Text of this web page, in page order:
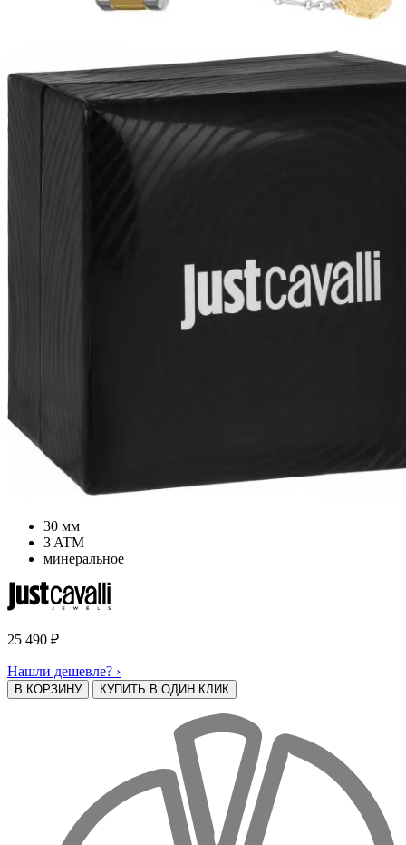
30 мм
3 ATM
минеральное
25 490 ₽
Нашли дешевле? ›
В КОРЗИНУ КУПИТЬ В ОДИН КЛИК